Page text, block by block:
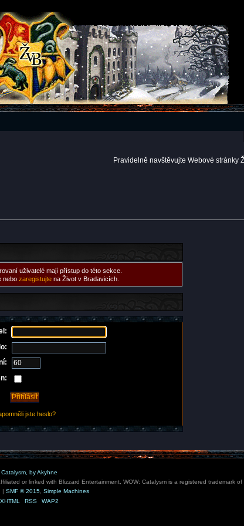
Pravidelně navštěvujte Webové stránky
uživatelé mají přístup do této sekce.
nebo zaregistujte na Život v Bradavicích.
jste heslo?
Catalysm, by Akyhne
or linked with Blizzard Entertainment, WOW: Catalysm is a registered trademark of
| SMF © 2015 Simple Machines
XHTML
RSS WAP2